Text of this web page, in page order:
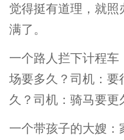
觉得挺有道理，就
满了。
一个路人拦下计程
场要多久？司机：要
久？司机：骑马要更
一个带孩子的大嫂：